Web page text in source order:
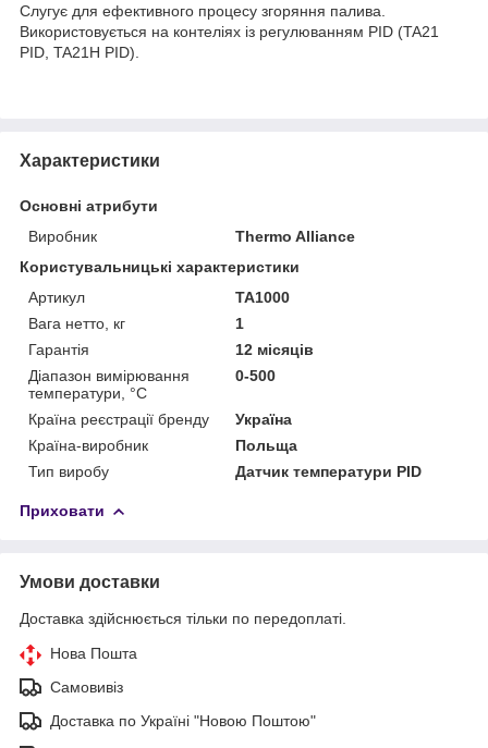
Слугує для ефективного процесу згоряння палива.
Використовується на контеліях із регулюванням PID (TA21
PID, TA21H PID).
Характеристики
Основні атрибути
Виробник
Thermo Alliance
Користувальницькі характеристики
Артикул
TA1000
Вага нетто, кг
1
Гарантія
12 місяців
Діапазон вимірювання
температури, °С
0-500
Країна реєстрації бренду
Україна
Країна-виробник
Польща
Тип виробу
Датчик температури PID
Приховати
Умови доставки
Доставка здійснюється тільки по передоплаті.
Нова Пошта
Самовивіз
Доставка по Україні "Новою Поштою"